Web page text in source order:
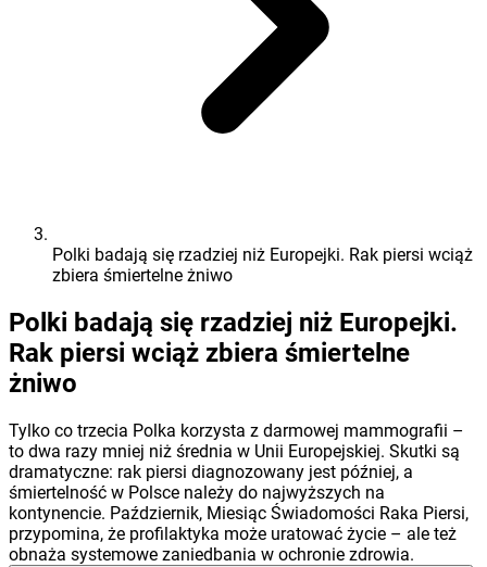
Polki badają się rzadziej niż Europejki. Rak piersi wciąż
zbiera śmiertelne żniwo
Polki badają się rzadziej niż Europejki.
Rak piersi wciąż zbiera śmiertelne
żniwo
Tylko co trzecia Polka korzysta z darmowej mammografii –
to dwa razy mniej niż średnia w Unii Europejskiej. Skutki są
dramatyczne: rak piersi diagnozowany jest później, a
śmiertelność w Polsce należy do najwyższych na
kontynencie. Październik, Miesiąc Świadomości Raka Piersi,
przypomina, że profilaktyka może uratować życie – ale też
obnaża systemowe zaniedbania w ochronie zdrowia.